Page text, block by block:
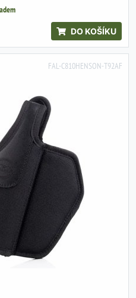
DO KOŠÍKU
FAL-C810HENSON-T92AF